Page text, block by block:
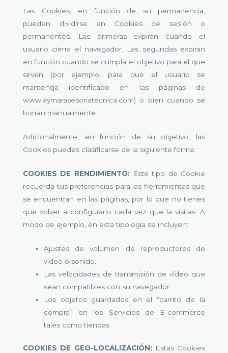
Las Cookies, en función de su permanencia,
pueden dividirse en Cookies de sesión o
permanentes. Las primeras expiran cuando el
usuario cierra el navegador. Las segundas expiran
en función cuando se cumpla el objetivo para el que
sirven (por ejemplo, para que el usuario se
mantenga identificado en las páginas de
www.aymarasesoriatecnica.com) o bien cuando se
borran manualmente.
Adicionalmente, en función de su objetivo, las
Cookies puedes clasificarse de la siguiente forma:
COOKIES DE RENDIMIENTO: Este tipo de Cookie
recuerda tus preferencias para las herramientas que
se encuentran en las páginas, por lo que no tienes
que volver a configurarlo cada vez que la visitas. A
modo de ejemplo, en esta tipología se incluyen:
Ajustes de volumen de reproductores de
vídeo o sonido.
Las velocidades de transmisión de vídeo que
sean compatibles con su navegador.
Los objetos guardados en el “carrito de la
compra” en los Servicios de E-commerce
tales como tiendas.
COOKIES DE GEO-LOCALIZACIÓN: Estas Cookies